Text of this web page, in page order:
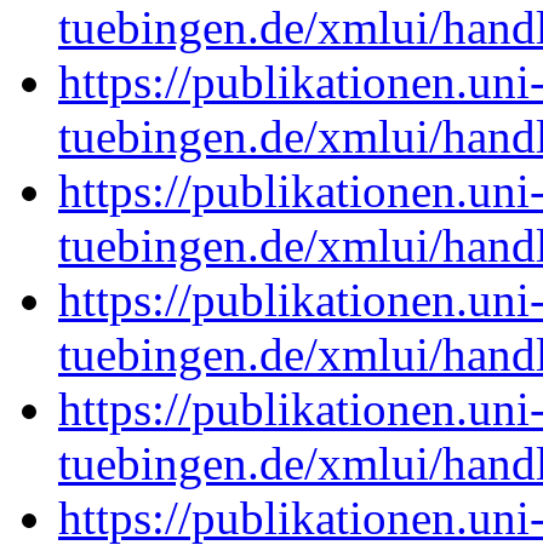
tuebingen.de/xmlui/
https://
tuebingen.de/xmlui/
https://
tuebingen.de/xmlui/
https://
tuebingen.de/xmlui/
https://
tuebingen.de/xmlui/
https://